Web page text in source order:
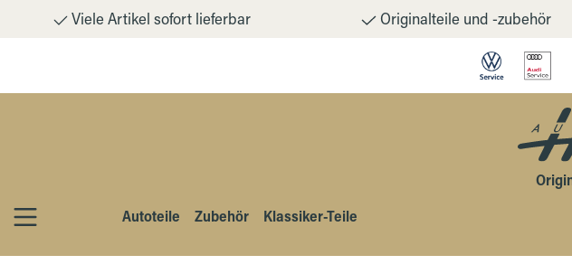
Hauptinhalt springen
Zur Suche springen
Zur Hauptnavigation springen
Viele Artikel sofort lieferbar Originalteile und -zubehör
Autoteile
Zubehör Klassiker-Teile